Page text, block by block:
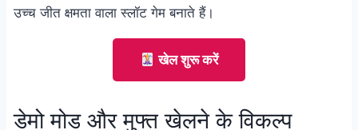
उच्च जीत क्षमता वाला स्लॉट गेम बनाते हैं।
खेल शुरू करें
डेमो मोड और मुफ्त खेलने के विकल्प